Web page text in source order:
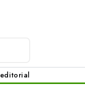
editorial